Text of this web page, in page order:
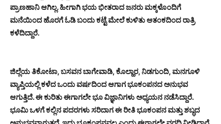
ಪ್ರಾಣಹಾನಿ ಆಗಿಲ್ಲ. ಹೀಗಾಗಿ ಭಯ ಭೀತರಾದ ಜನರು ಮಕ್ಕಳೊಂದಿಗೆ
ಮನೆಯಿಂದ ಹೊರಗೆ ಓಡಿ ಬಂದು ಕಟ್ಟೆ ಮೇಲೆ ಕುಳಿತು ಆತಂಕದಿಂದ ರಾತ್ರಿ
ಕಳೆದಿದ್ದಾರೆ.
ಜಿಲ್ಲೆಯ ತಿಕೋಟಾ, ಬಸವನ ಬಾಗೇವಾಡಿ, ಕೊಲ್ಹಾರ, ನಿಡಗುಂದಿ, ಮನಗೂಳಿ
ವ್ಯಾಪ್ತಿಯಲ್ಲಿ ಕಳೆದ ಒಂದು ವರ್ಷದಿಂದ ಆಗಾಗ ಭೂಕಂಪನದ ಅನುಭವ
ಆಗುತ್ತಿದೆ. ಈ ಕುರಿತು ಈಗಾಗಲೇ ಭೂ ವಿಜ್ಞಾನಿಗಳು ಅಧ್ಯಯನ ನಡೆಸಿದ್ದಾರೆ.
ಭೂಮಿ ಒಳಗೆ ಕಲ್ಲಿನ ಪದರಗಳು ಸರಿದಾಗ ಈ ರೀತಿ ಭೂಕಂಪನ ಮತ್ತು ಶಬ್ಧದ